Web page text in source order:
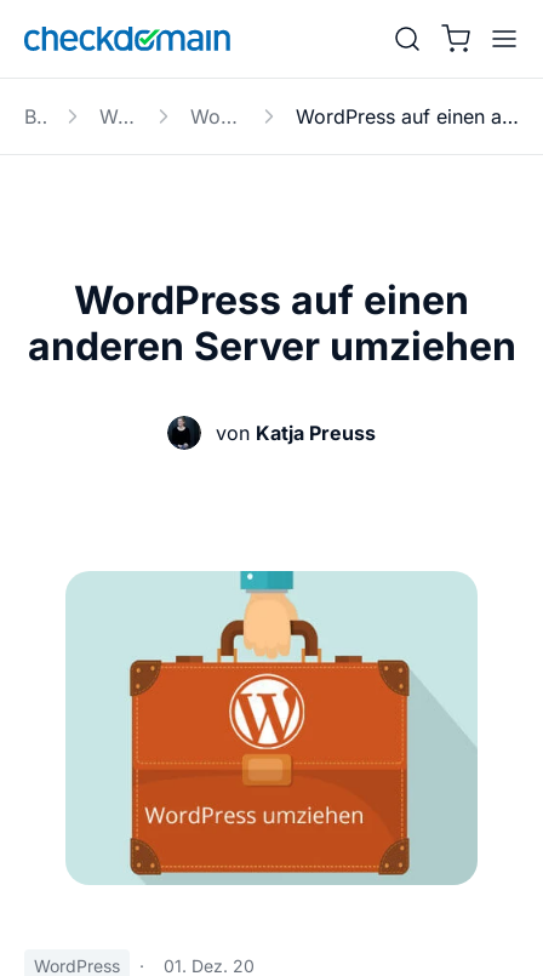
Blog Website WordPress WordPress auf einen anderen Server umziehen
WordPress auf einen
anderen Server umziehen
von Katja Preuss
WordPress · 01. Dez. 20